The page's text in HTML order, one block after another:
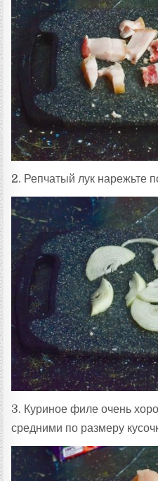
2. Репчатый лук нарежьте
3. Куриное филе очень
средними по размеру